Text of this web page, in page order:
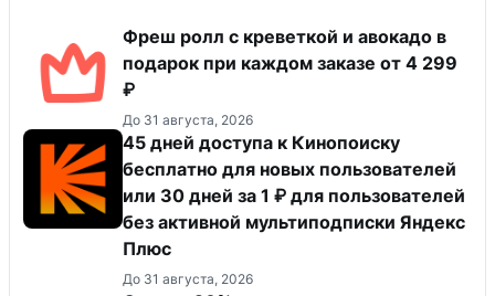
Фреш ролл с креветкой и авокадо в
подарок при каждом заказе от 4 299
₽
До 31 августа, 2026
45 дней доступа к Кинопоиску
бесплатно для новых пользователей
или 30 дней за 1 ₽ для пользователей
без активной мультиподписки Яндекс
Плюс
До 31 августа, 2026